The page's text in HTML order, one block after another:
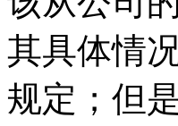
其具体情
规定；但